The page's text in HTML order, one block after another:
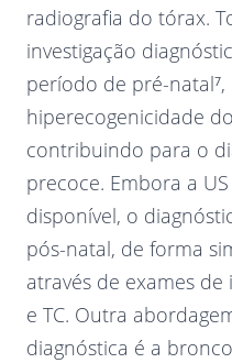
radiografia do tórax.
investigação
período de pré-
hiperecogenicidade
contribuindo para o
precoce. Embora a
disponível, o
pós-natal, de forma
através de exames
e TC. Outra
diagnóstica é a